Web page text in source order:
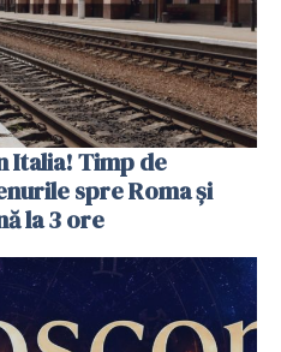
Italia! Timp de
spre Roma și
la 3 ore